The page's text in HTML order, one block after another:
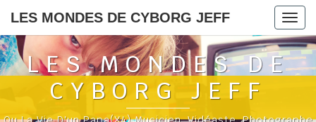
LES MONDES DE CYBORG JEFF
LES MONDES DE
CYBORG JEFF